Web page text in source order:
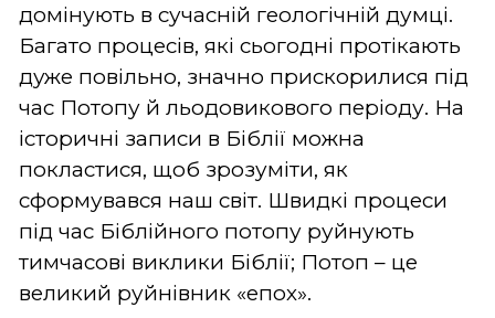
домінують в сучасній геологічній думці.
Багато процесів, які сьогодні протікають
дуже повільно, значно прискорилися під
час Потопу й льодовикового періоду. На
історичні записи в Біблії можна
покластися, щоб зрозуміти, як
сформувався наш світ. Швидкі процеси
під час Біблійного потопу руйнують
тимчасові виклики Біблії; Потоп – це
великий руйнівник «епох».